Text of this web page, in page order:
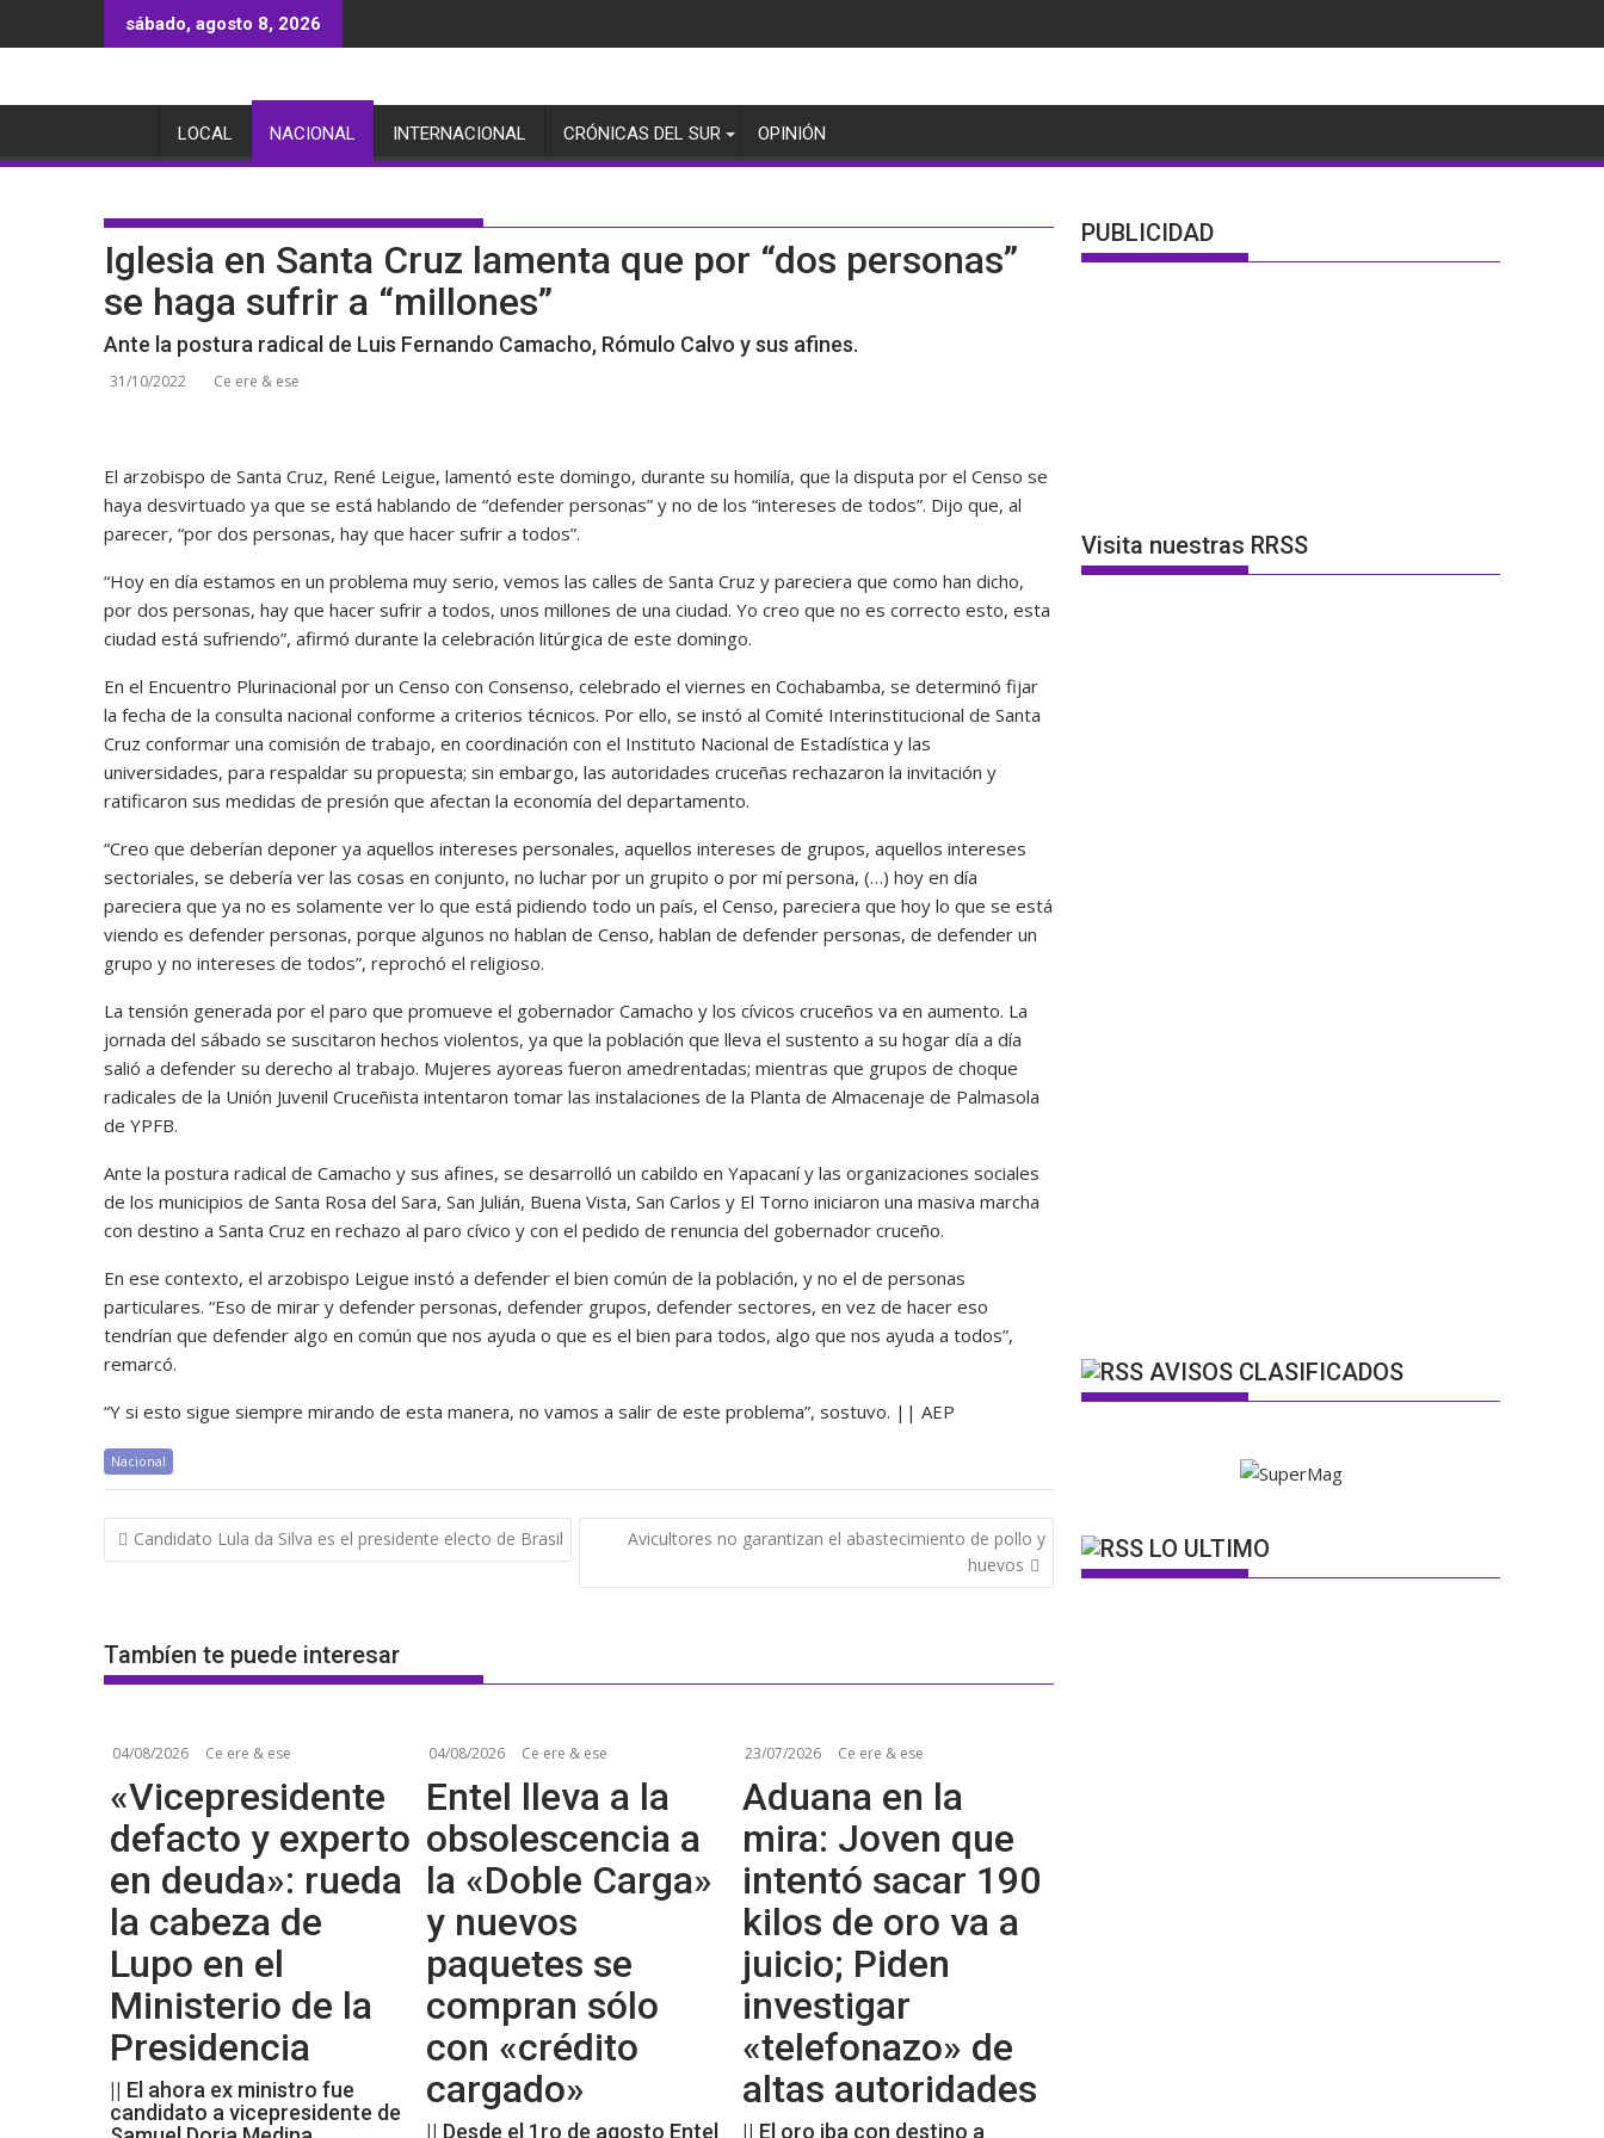
al
sábado, agosto 8, 2026
LOCAL NACIONAL INTERNACIONAL CRÓNICAS DEL SUR OPINIÓN
Iglesia en Santa Cruz lamenta que por “dos personas”
se haga sufrir a “millones”
Ante la postura radical de Luis Fernando Camacho, Rómulo Calvo y sus afines.
31/10/2022 Ce ere & ese
El arzobispo de Santa Cruz, René Leigue, lamentó este domingo, durante su homilía, que la disputa por el Censo se
haya desvirtuado ya que se está hablando de “defender personas” y no de los “intereses de todos”. Dijo que, al
parecer, “por dos personas, hay que hacer sufrir a todos”.
“Hoy en día estamos en un problema muy serio, vemos las calles de Santa Cruz y pareciera que como han dicho,
por dos personas, hay que hacer sufrir a todos, unos millones de una ciudad. Yo creo que no es correcto esto, esta
ciudad está sufriendo”, afirmó durante la celebración litúrgica de este domingo.
En el Encuentro Plurinacional por un Censo con Consenso, celebrado el viernes en Cochabamba, se determinó fijar
la fecha de la consulta nacional conforme a criterios técnicos. Por ello, se instó al Comité Interinstitucional de Santa
Cruz conformar una comisión de trabajo, en coordinación con el Instituto Nacional de Estadística y las
universidades, para respaldar su propuesta; sin embargo, las autoridades cruceñas rechazaron la invitación y
ratificaron sus medidas de presión que afectan la economía del departamento.
“Creo que deberían deponer ya aquellos intereses personales, aquellos intereses de grupos, aquellos intereses
sectoriales, se debería ver las cosas en conjunto, no luchar por un grupito o por mí persona, (…) hoy en día
pareciera que ya no es solamente ver lo que está pidiendo todo un país, el Censo, pareciera que hoy lo que se está
viendo es defender personas, porque algunos no hablan de Censo, hablan de defender personas, de defender un
grupo y no intereses de todos”, reprochó el religioso.
La tensión generada por el paro que promueve el gobernador Camacho y los cívicos cruceños va en aumento. La
jornada del sábado se suscitaron hechos violentos, ya que la población que lleva el sustento a su hogar día a día
salió a defender su derecho al trabajo. Mujeres ayoreas fueron amedrentadas; mientras que grupos de choque
radicales de la Unión Juvenil Cruceñista intentaron tomar las instalaciones de la Planta de Almacenaje de Palmasola
de YPFB.
Ante la postura radical de Camacho y sus afines, se desarrolló un cabildo en Yapacaní y las organizaciones sociales
de los municipios de Santa Rosa del Sara, San Julián, Buena Vista, San Carlos y El Torno iniciaron una masiva marcha
con destino a Santa Cruz en rechazo al paro cívico y con el pedido de renuncia del gobernador cruceño.
En ese contexto, el arzobispo Leigue instó a defender el bien común de la población, y no el de personas
particulares. “Eso de mirar y defender personas, defender grupos, defender sectores, en vez de hacer eso
tendrían que defender algo en común que nos ayuda o que es el bien para todos, algo que nos ayuda a todos”,
remarcó.
“Y si esto sigue siempre mirando de esta manera, no vamos a salir de este problema”, sostuvo. || AEP
Nacional
Navegación
de
Candidato Lula da Silva es el presidente electo de Brasil
Avicultores no garantizan el abastecimiento de pollo y
huevos
Tambíen te puede interesar
04/08/2026 Ce ere & ese
«Vicepresidente
defacto y experto
en deuda»: rueda
la cabeza de
Lupo en el
Ministerio de la
Presidencia
|| El ahora ex ministro fue
candidato a vicepresidente de
04/08/2026 Ce ere & ese
Entel lleva a la
obsolescencia a
la «Doble Carga»
y nuevos
paquetes se
compran sólo
con «crédito
cargado»
|| Desde el 1ro de agosto Entel
23/07/2026 Ce ere & ese
Aduana en la
mira: Joven que
intentó sacar 190
kilos de oro va a
juicio; Piden
investigar
«telefonazo» de
altas autoridades
|| El oro iba con destino a
PUBLICIDAD
Visita nuestras RRSS
AVISOS CLASIFICADOS
LO ULTIMO